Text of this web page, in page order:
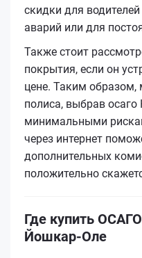
скидки для
аварий или для
Также стоит
покрытия, если он
цене. Таким образом,
полиса, выбрав
минимальными
через интернет
дополнительных
положительно
Где купить
Йошкар-Оле